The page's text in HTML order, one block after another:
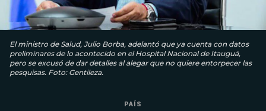
El ministro de Salud, Julio Borba, adelantó que ya cuenta con datos
preliminares de lo acontecido en el Hospital Nacional de Itauguá,
pero se excusó de dar detalles al alegar que no quiere entorpecer las
pesquisas. Foto: Gentileza.
PAÍS